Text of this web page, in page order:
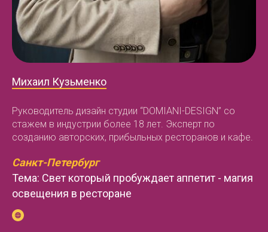
Михаил Кузьменко
Руководитель дизайн студии “DOMIANI-DESIGN” со
стажем в индустрии более 18 лет. Эксперт по
созданию авторских, прибыльных ресторанов и кафе.
Санкт-Петербург
Тема: Свет который пробуждает аппетит - магия
освещения в ресторане